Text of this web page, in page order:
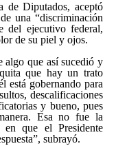
de Diputados, aceptó
una “discriminación
del ejecutivo federal,
de su piel y ojos.
algo que así sucedió y
que hay un trato
está gobernando para
descalificaciones
y bueno, pues
Esa no fue la
en que el Presidente
subrayó.